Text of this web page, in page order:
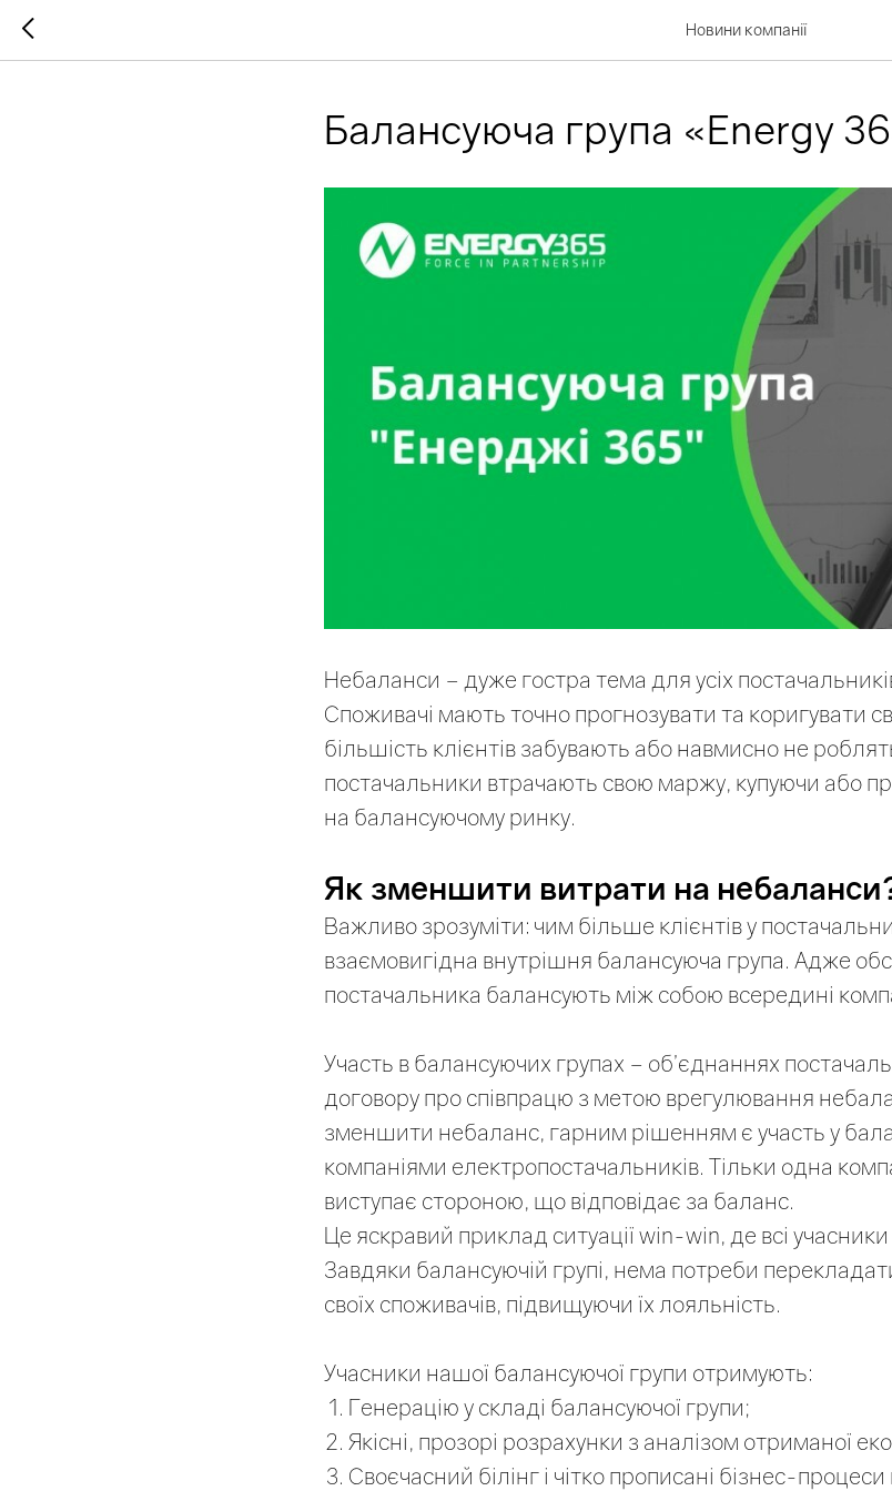
Новини компанії
Балансуюча група «Energy
Небаланси – дуже гостра тема для усіх
Споживачі мають точно прогнозувати та коригувати
більшість клієнтів забувають або навмисно не
постачальники втрачають свою маржу, купуючи або
на балансуючому ринку.
Як зменшити витрати на
Важливо зрозуміти: чим більше клієнтів у
взаємовигідна внутрішня балансуюча група. Адже
постачальника балансують між собою всередині
Участь в балансуючих групах – об’єднаннях
договору про співпрацю з метою врегулювання
зменшити небаланс, гарним рішенням є участь у
компаніями електропостачальників. Тільки одна
виступає стороною, що відповідає за баланс.
Це яскравий приклад ситуації win-win, де всі учасники
Завдяки балансуючій групі, нема потреби
своїх споживачів, підвищуючи їх лояльність.
Учасники нашої балансуючої групи отримують:
Генерацію у складі балансуючої групи;
Якісні, прозорі розрахунки з аналізом отриманої
Своєчасний білінг і чітко прописані бізнес-